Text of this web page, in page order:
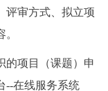
评审方式、拟立项
项目（课题）申
--在线服务系统